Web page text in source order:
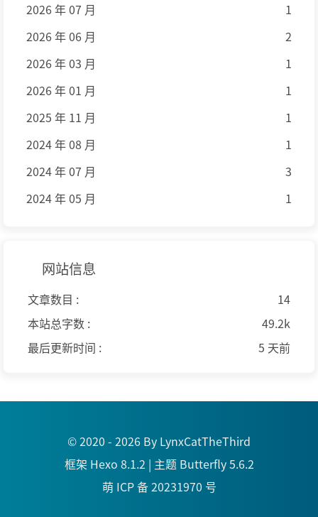
2026 年 07 月
1
2026 年 06 月
2
2026 年 03 月
1
2026 年 01 月
1
2025 年 11 月
1
2024 年 08 月
1
2024 年 07 月
3
2024 年 05 月
1
网站信息
文章数目 :
14
本站总字数 :
49.2k
最后更新时间 :
5 天前
© 2020 - 2026 By LynxCatTheThird
框架 Hexo 8.1.2 | 主题 Butterfly 5.6.2
萌 ICP 备 20231970 号